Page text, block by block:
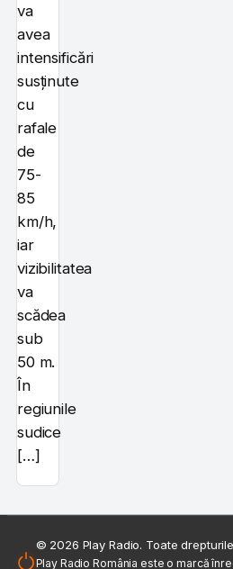
va
avea
intensificări
susținute
cu
rafale
de
75-
85
km/h,
iar
vizibilitatea
va
scădea
sub
50 m.
În
regiunile
sudice
[…]
© 2026 Play Radio. Toate
Play Radio România este o marcă